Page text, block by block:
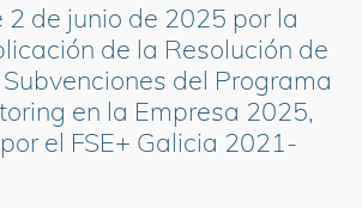
2 de junio de 2025 por la
de la Resolución de
del Programa
en la Empresa 2025,
el FSE+ Galicia 2021-